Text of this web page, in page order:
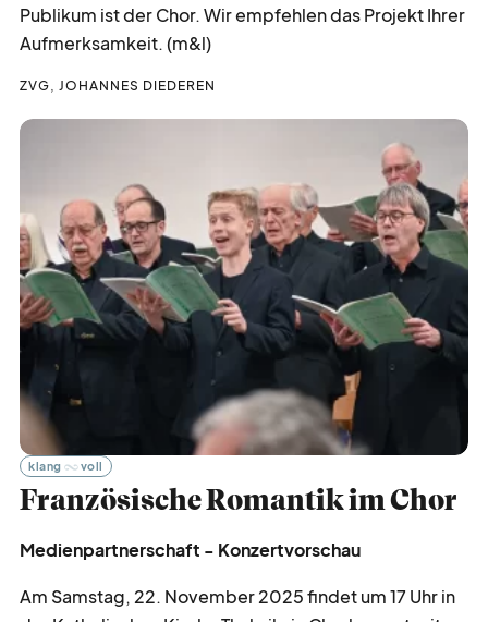
Publikum ist der Chor. Wir empfehlen das Projekt Ihrer
Aufmerksamkeit. (m&l)
ZVG, JOHANNES DIEDEREN
klang voll
Französische Romantik im Chor
Medienpartnerschaft - Konzertvorschau
Am Samstag, 22. November 2025 findet um 17 Uhr in